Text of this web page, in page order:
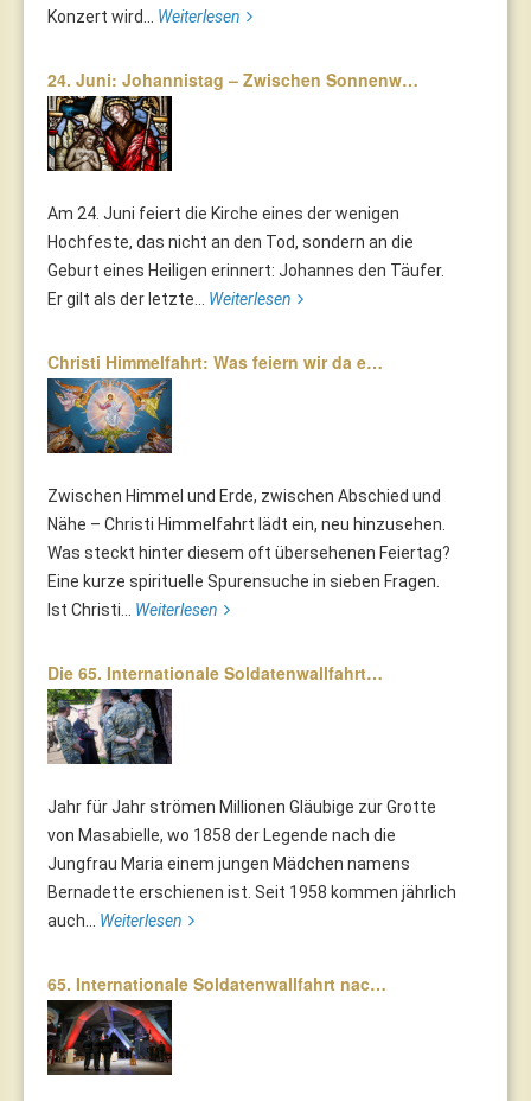
Konzert wird... Weiterlesen
24. Juni: Johannistag – Zwischen Sonnenw…
Am 24. Juni feiert die Kirche eines der wenigen
Hochfeste, das nicht an den Tod, sondern an die
Geburt eines Heiligen erinnert: Johannes den Täufer.
Er gilt als der letzte... Weiterlesen
Christi Himmelfahrt: Was feiern wir da e…
Zwischen Himmel und Erde, zwischen Abschied und
Nähe – Christi Himmelfahrt lädt ein, neu hinzusehen.
Was steckt hinter diesem oft übersehenen Feiertag?
Eine kurze spirituelle Spurensuche in sieben Fragen.
Ist Christi... Weiterlesen
Die 65. Internationale Soldatenwallfahrt…
Jahr für Jahr strömen Millionen Gläubige zur Grotte
von Masabielle, wo 1858 der Legende nach die
Jungfrau Maria einem jungen Mädchen namens
Bernadette erschienen ist. Seit 1958 kommen jährlich
auch... Weiterlesen
65. Internationale Soldatenwallfahrt nac…